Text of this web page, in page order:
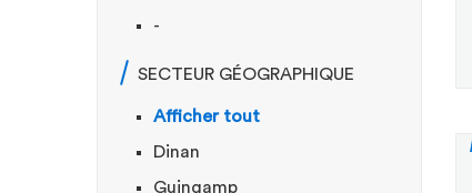
-
SECTEUR GÉOGRAPHIQUE
Afficher tout
Dinan
Guingamp